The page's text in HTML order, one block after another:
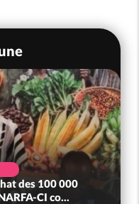
des 100 000
CI co...